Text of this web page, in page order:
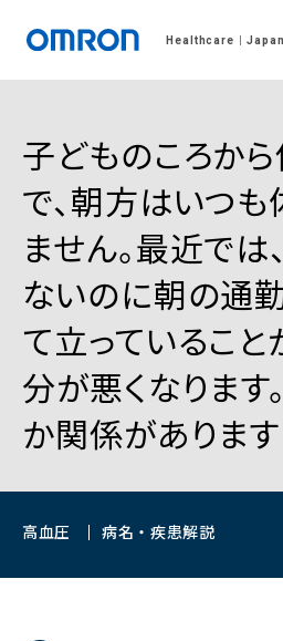
Healthcare Japan
子どものころか
で、朝方はいつ
ません。最近では
ないのに朝の通
て立っていること
分が悪くなります
か関係がありま
高血圧 病名・疾患解説